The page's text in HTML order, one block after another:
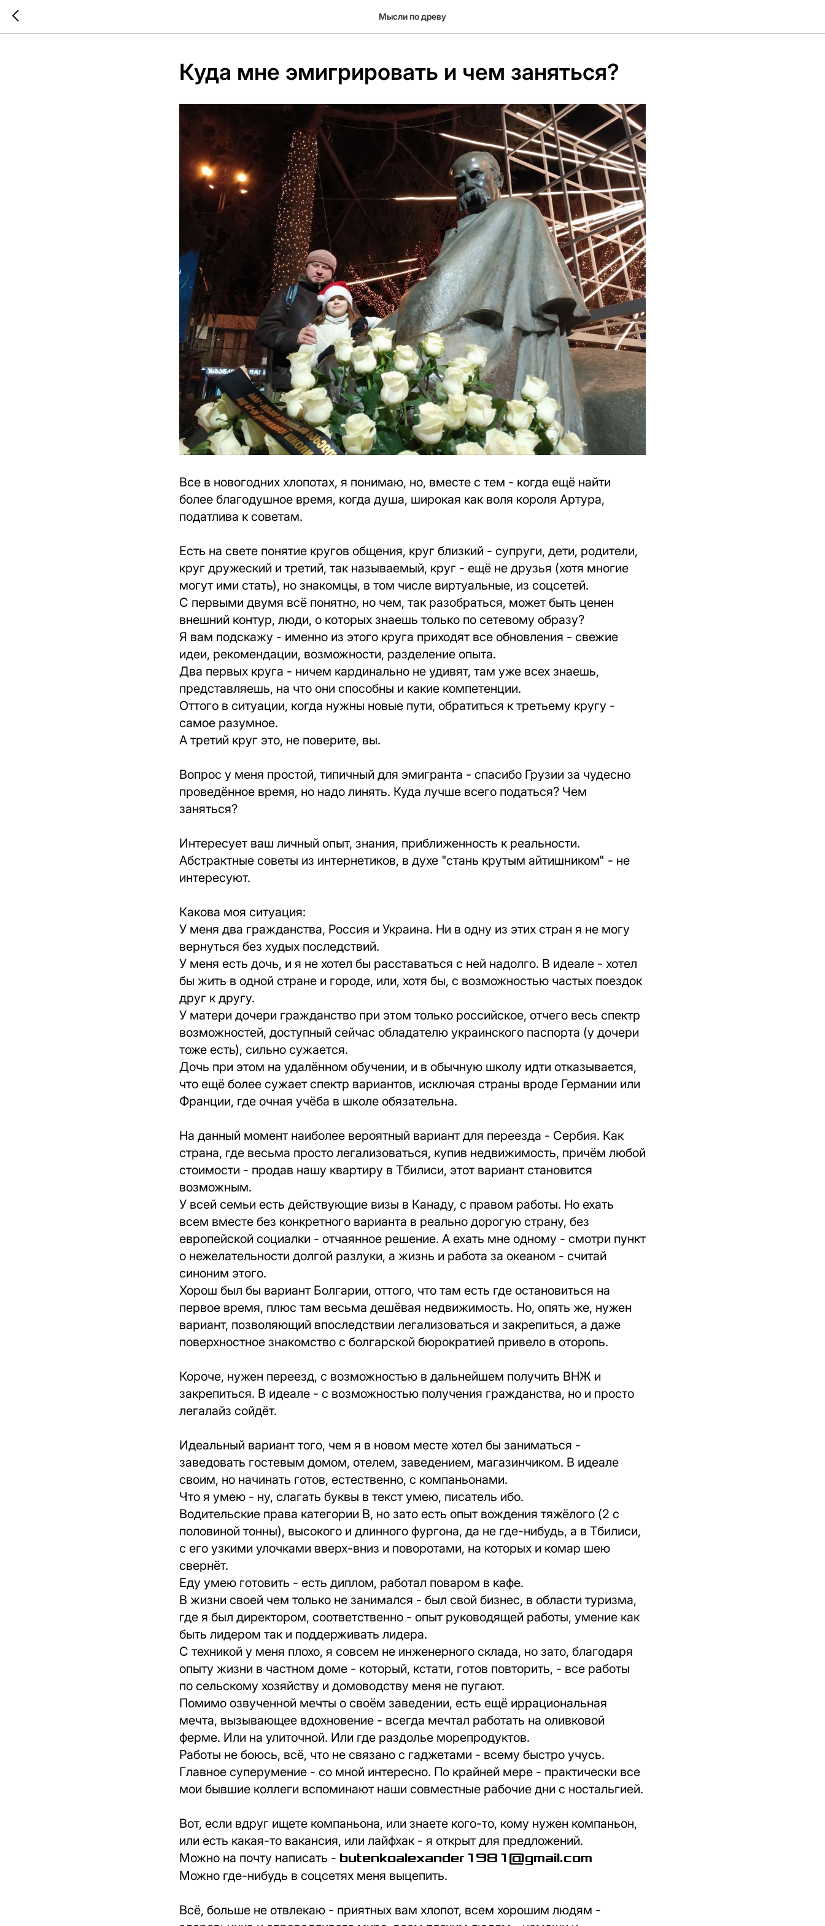
Мысли по древу
Куда мне эмигрировать и чем заняться?
Все в новогодних хлопотах, я понимаю, но, вместе с тем - когда ещё найти
более благодушное время, когда душа, широкая как воля короля Артура,
податлива к советам.
Есть на свете понятие кругов общения, круг близкий - супруги, дети, родители,
круг дружеский и третий, так называемый, круг - ещё не друзья (хотя многие
могут ими стать), но знакомцы, в том числе виртуальные, из соцсетей.
С первыми двумя всё понятно, но чем, так разобраться, может быть ценен
внешний контур, люди, о которых знаешь только по сетевому образу?
Я вам подскажу - именно из этого круга приходят все обновления - свежие
идеи, рекомендации, возможности, разделение опыта.
Два первых круга - ничем кардинально не удивят, там уже всех знаешь,
представляешь, на что они способны и какие компетенции.
Оттого в ситуации, когда нужны новые пути, обратиться к третьему кругу -
самое разумное.
А третий круг это, не поверите, вы.
Вопрос у меня простой, типичный для эмигранта - спасибо Грузии за чудесно
проведённое время, но надо линять. Куда лучше всего податься? Чем
заняться?
Интересует ваш личный опыт, знания, приближенность к реальности.
Абстрактные советы из интернетиков, в духе "стань крутым айтишником" - не
интересуют.
Какова моя ситуация:
У меня два гражданства, Россия и Украина. Ни в одну из этих стран я не могу
вернуться без худых последствий.
У меня есть дочь, и я не хотел бы расставаться с ней надолго. В идеале - хотел
бы жить в одной стране и городе, или, хотя бы, с возможностью частых поездок
друг к другу.
У матери дочери гражданство при этом только российское, отчего весь спектр
возможностей, доступный сейчас обладателю украинского паспорта (у дочери
тоже есть), сильно сужается.
Дочь при этом на удалённом обучении, и в обычную школу идти отказывается,
что ещё более сужает спектр вариантов, исключая страны вроде Германии или
Франции, где очная учёба в школе обязательна.
На данный момент наиболее вероятный вариант для переезда - Сербия. Как
страна, где весьма просто легализоваться, купив недвижимость, причём любой
стоимости - продав нашу квартиру в Тбилиси, этот вариант становится
возможным.
У всей семьи есть действующие визы в Канаду, с правом работы. Но ехать
всем вместе без конкретного варианта в реально дорогую страну, без
европейской социалки - отчаянное решение. А ехать мне одному - смотри пункт
о нежелательности долгой разлуки, а жизнь и работа за океаном - считай
синоним этого.
Хорош был бы вариант Болгарии, оттого, что там есть где остановиться на
первое время, плюс там весьма дешёвая недвижимость. Но, опять же, нужен
вариант, позволяющий впоследствии легализоваться и закрепиться, а даже
поверхностное знакомство с болгарской бюрократией привело в оторопь.
Короче, нужен переезд, с возможностью в дальнейшем получить ВНЖ и
закрепиться. В идеале - с возможностью получения гражданства, но и просто
легалайз сойдёт.
Идеальный вариант того, чем я в новом месте хотел бы заниматься -
заведовать гостевым домом, отелем, заведением, магазинчиком. В идеале
своим, но начинать готов, естественно, с компаньонами.
Что я умею - ну, слагать буквы в текст умею, писатель ибо.
Водительские права категории B, но зато есть опыт вождения тяжёлого (2 с
половиной тонны), высокого и длинного фургона, да не где-нибудь, а в Тбилиси,
с его узкими улочками вверх-вниз и поворотами, на которых и комар шею
свернёт.
Еду умею готовить - есть диплом, работал поваром в кафе.
В жизни своей чем только не занимался - был свой бизнес, в области туризма,
где я был директором, соответственно - опыт руководящей работы, умение как
быть лидером так и поддерживать лидера.
С техникой у меня плохо, я совсем не инженерного склада, но зато, благодаря
опыту жизни в частном доме - который, кстати, готов повторить, - все работы
по сельскому хозяйству и домоводству меня не пугают.
Помимо озвученной мечты о своём заведении, есть ещё иррациональная
мечта, вызывающее вдохновение - всегда мечтал работать на оливковой
ферме. Или на улиточной. Или где раздолье морепродуктов.
Работы не боюсь, всё, что не связано с гаджетами - всему быстро учусь.
Главное суперумение - со мной интересно. По крайней мере - практически все
мои бывшие коллеги вспоминают наши совместные рабочие дни с ностальгией.
Вот, если вдруг ищете компаньона, или знаете кого-то, кому нужен компаньон,
или есть какая-то вакансия, или лайфхак - я открыт для предложений.
Можно на почту написать - butenkoalexander1981@gmail.com
Можно где-нибудь в соцсетях меня выцепить.
Всё, больше не отвлекаю - приятных вам хлопот, всем хорошим людям -